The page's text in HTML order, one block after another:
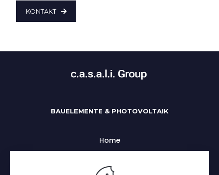
KONTAKT
BAUELEMENTE & PHOTOVOLTAIK
Home
Alle Kategorien